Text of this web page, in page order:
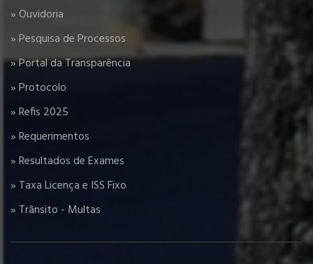
» Ouvidoria
» Pesquisa de Processos
» Portal da Transparência
» Protocolo
» Refis 2025
» Requerimentos
» Resultados de Exames
» Taxa Licença e ISS Fixo
» Trânsito - Multas